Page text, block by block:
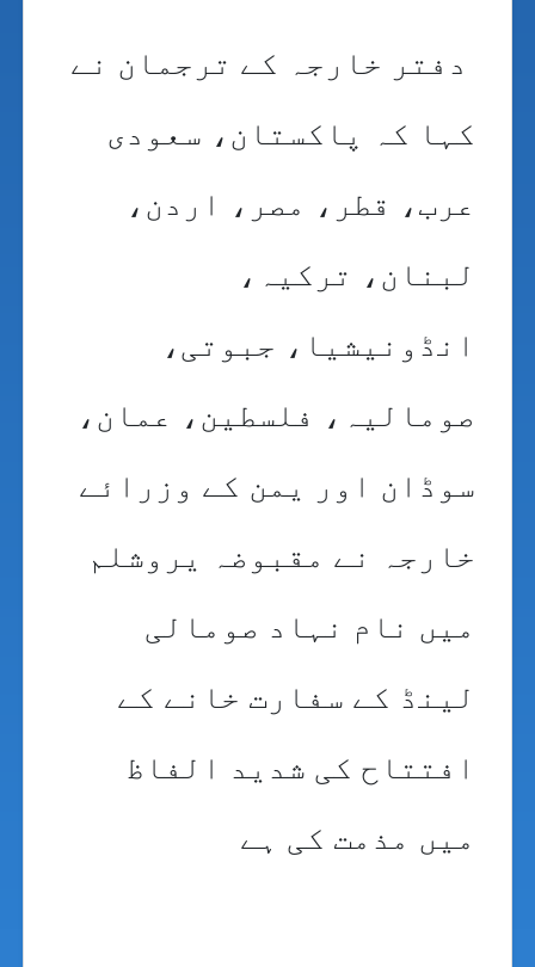
دفتر خارجہ کے ترجمان نے
کہا کہ پاکستان، سعودی
عرب، قطر، مصر، اردن،
لبنان، ترکیہ،
انڈونیشیا، جبوتی،
صومالیہ، فلسطین، عمان،
سوڈان اور یمن کے وزرائے
خارجہ نے مقبوضہ یروشلم
میں نام نہاد صومالی
لینڈ کے سفارت خانے کے
افتتاح کی شدید الفاظ
میں مذمت کی ہے